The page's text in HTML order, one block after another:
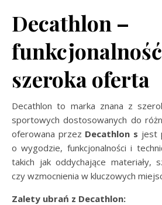
Decathlon –
szeroka oferta
Decathlon to marka znana z
sportowych dostosowanych do
oferowana przez Decathlon s jest
o wygodzie, funkcjonalności i
takich jak oddychające materiały,
czy wzmocnienia w kluczowych
Zalety ubrań z Decathlon: